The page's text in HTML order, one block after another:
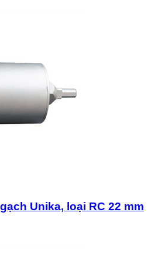
Unika, loại RC 22 mm